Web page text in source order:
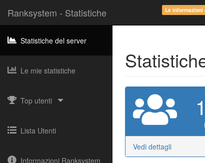
Ranksystem - Statistiche Le informazioni
Statistiche del server
Le mie statistiche
Top utenti
Lista Utenti
Informazioni Ranksystem
Vedi dettagli